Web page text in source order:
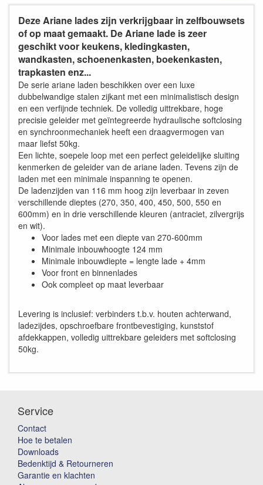
Deze Ariane lades zijn verkrijgbaar in zelfbouwsets
of op maat gemaakt. De Ariane lade is zeer
geschikt voor keukens, kledingkasten,
wandkasten, schoenenkasten, boekenkasten,
trapkasten enz...
De serie ariane laden beschikken over een luxe
dubbelwandige stalen zijkant met een minimalistisch design
en een verfijnde techniek. De volledig uittrekbare, hoge
precisie geleider met geïntegreerde hydraulische softclosing
en synchroonmechaniek heeft een draagvermogen van
maar liefst 50kg.
Een lichte, soepele loop met een perfect geleidelijke sluiting
kenmerken de geleider van de ariane laden. Tevens zijn de
laden met een minimale inspanning te openen.
De ladenzijden van 116 mm hoog zijn leverbaar in zeven
verschillende dieptes (270, 350, 400, 450, 500, 550 en
600mm) en in drie verschillende kleuren (antraciet, zilvergrijs
en wit).
Voor lades met een diepte van 270-600mm
Minimale inbouwhoogte 124 mm
Minimale inbouwdiepte = lengte lade + 4mm
Voor front en binnenlades
Ook compleet op maat leverbaar
Levering is inclusief: verbinders t.b.v. houten achterwand,
ladezijdes, opschroefbare frontbevestiging, kunststof
afdekkappen, volledig uittrekbare geleiders met softclosing
50kg.
Service
Contact
Hoe te betalen
Downloads
Bedenktijd & Retourneren
Garantie en klachten